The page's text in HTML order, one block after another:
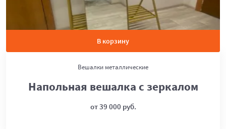
В корзину
Вешалки металлические
Напольная вешалка с зеркалом
от 39 000 руб.